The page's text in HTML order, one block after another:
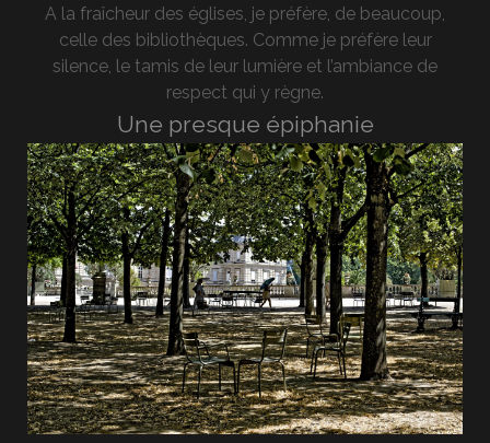
A la fraîcheur des églises, je préfère, de beaucoup,
celle des bibliothèques. Comme je préfère leur
silence, le tamis de leur lumière et l’ambiance de
respect qui y règne.
Une presque épiphanie